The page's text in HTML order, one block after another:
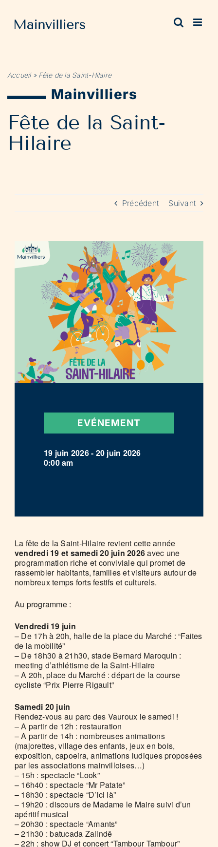
contenu
Accueil» Fête de la Saint-Hilaire
Mainvilliers
Fête de la Saint-
Hilaire
Précédent Suivant
EVÉNEMENT
19 juin 2026 - 20 juin 2026
0:00 am
La fête de la Saint-Hilaire revient cette année
vendredi 19 et samedi 20 juin 2026avec une
programmation riche et conviviale qui promet de
rassembler habitants, familles et visiteurs autour de
nombreux temps forts festifs et culturels.
Au programme :
Vendredi 19 juin
– De 17h à 20h, halle de la place du Marché : “Faites
de la mobilité”
– De 18h30 à 21h30, stade Bernard Maroquin :
meeting d’athlétisme de la Saint-Hilaire
– A 20h, place du Marché : départ de la course
cycliste “Prix Pierre Rigault”
Samedi 20 juin
Rendez-vous au parc des Vauroux le samedi !
– A partir de 12h : restauration
– A partir de 14h : nombreuses animations
(majorettes, village des enfants, jeux en bois,
exposition, capoeira, animations ludiques proposées
par les associations mainvilloises…)
– 15h : spectacle “Look”
– 16h40 : spectacle “Mr Patate”
– 18h30 : spectacle “D’ici là”
– 19h20 : discours de Madame le Maire suivi d’un
apéritif musical
– 20h30 : spectacle “Amants”
– 21h30 : batucada Zalindê
– 22h : show DJ et concert “Tambour Tambour”